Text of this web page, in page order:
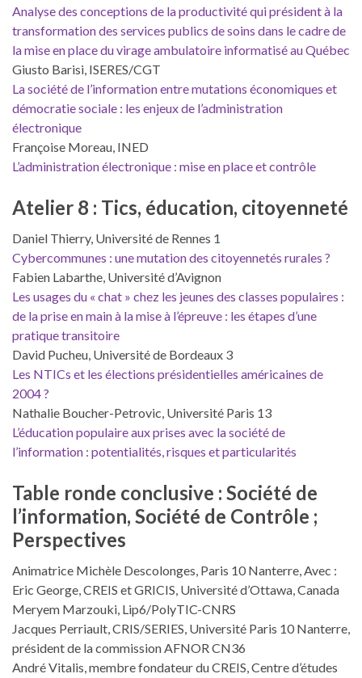
Analyse des conceptions de la productivité qui président à la
transformation des services publics de soins dans le cadre de
la mise en place du virage ambulatoire informatisé au Québec
Giusto Barisi, ISERES/CGT
La société de l’information entre mutations économiques et
démocratie sociale : les enjeux de l’administration
électronique
Françoise Moreau, INED
L’administration électronique : mise en place et contrôle
Atelier 8 : Tics, éducation, citoyenneté
Daniel Thierry, Université de Rennes 1
Cybercommunes : une mutation des citoyennetés rurales ?
Fabien Labarthe, Université d’Avignon
Les usages du « chat » chez les jeunes des classes populaires :
de la prise en main à la mise à l’épreuve : les étapes d’une
pratique transitoire
David Pucheu, Université de Bordeaux 3
Les NTICs et les élections présidentielles américaines de
2004 ?
Nathalie Boucher-Petrovic, Université Paris 13
L’éducation populaire aux prises avec la société de
l’information : potentialités, risques et particularités
Table ronde conclusive : Société de
l’information, Société de Contrôle ;
Perspectives
Animatrice Michèle Descolonges, Paris 10 Nanterre, Avec :
Eric George, CREIS et GRICIS, Université d’Ottawa, Canada
Meryem Marzouki, Lip6/PolyTIC-CNRS
Jacques Perriault, CRIS/SERIES, Université Paris 10 Nanterre,
président de la commission AFNOR CN36
André Vitalis, membre fondateur du CREIS, Centre d’études